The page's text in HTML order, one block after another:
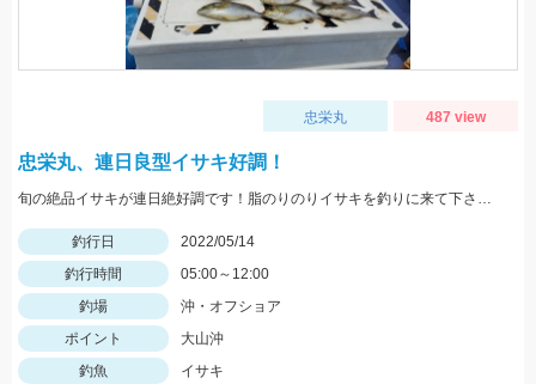
忠栄丸 487 view
忠栄丸、連日良型イサキ好調！
旬の絶品イサキが連日絶好調です！脂のりのりイサキを釣りに来て下さいね。チャンスですよ
釣行日
2022/05/14
釣行時間
05:00～12:00
釣場
沖・オフショア
ポイント
大山沖
釣魚
イサキ